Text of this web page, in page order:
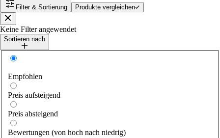
Filter & Sortierung
Produkte vergleichen
Schließen
Keine Filter angewendet
Sortieren nach
Sortieren nach
Empfohlen
Preis aufsteigend
Preis absteigend
Bewertungen (von hoch nach niedrig)